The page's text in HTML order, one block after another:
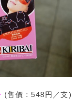
(售價：548円／支)